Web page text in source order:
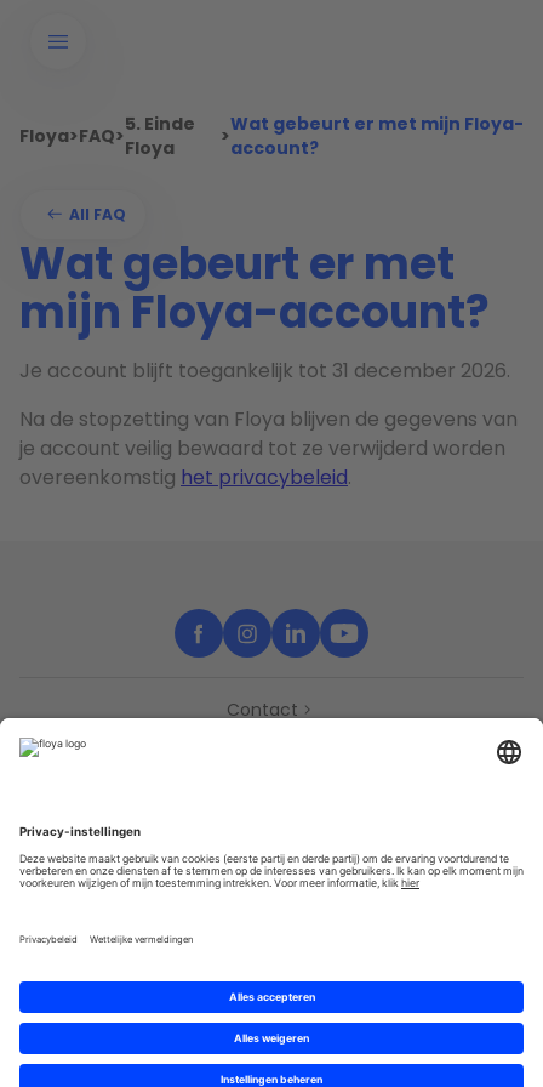
Floya>FAQ>5. Einde
Floya
>Wat gebeurt er met mijn Floya-
account?
All FAQ
Wat gebeurt er met
mijn Floya-account?
Je account blijft toegankelijk tot 31 december 2026.
Na de stopzetting van Floya blijven de gegevens van
je account veilig bewaard tot ze verwijderd worden
overeenkomstig het privacybeleid.
Contact
Partners
Privacy Algemene gebruik­svoor­waarden
© 2025 Brought to you with
by STIB-MIVB and Brussels Mobility